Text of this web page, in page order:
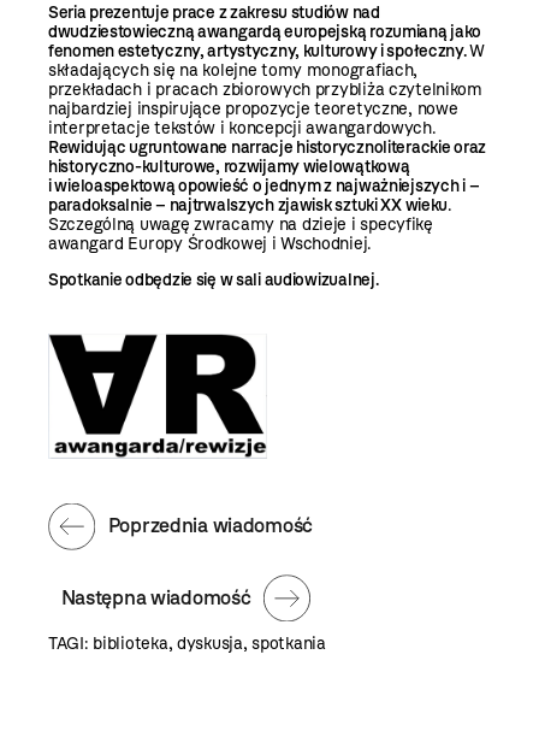
Seria prezentuje prace z zakresu studiów nad
dwudziestowieczną awangardą europejską rozumianą jako
fenomen estetyczny, artystyczny, kulturowy i społeczny.W
składających się na kolejne tomy monografiach,
przekładach i pracach zbiorowych przybliża czytelnikom
najbardziej inspirujące propozycje teoretyczne, nowe
interpretacje tekstów i koncepcji awangardowych.
Rewidując ugruntowane narracje historycznoliterackie oraz
historyczno-kulturowe, rozwijamy wielowątkową
i wieloaspektową opowieść o jednym z najważniejszych i –
paradoksalnie – najtrwalszych zjawisk sztuki XX wieku.
Szczególną uwagę zwracamy na dzieje i specyfikę
awangard Europy Środkowej i Wschodniej.
Spotkanie odbędzie się w sali audiowizualnej.
Następna wiadomość
Poprzednia wiadomość
TAGI: biblioteka, dyskusja,spotkania